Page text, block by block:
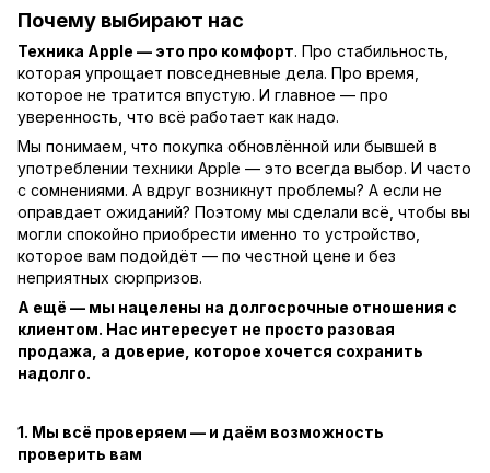
Почему выбирают нас
Техника Apple — это про комфорт. Про стабильность,
которая упрощает повседневные дела. Про время,
которое не тратится впустую. И главное — про
уверенность, что всё работает как надо.
Мы понимаем, что покупка обновлённой или бывшей в
употреблении техники Apple — это всегда выбор. И часто
с сомнениями. А вдруг возникнут проблемы? А если не
оправдает ожиданий? Поэтому мы сделали всё, чтобы вы
могли спокойно приобрести именно то устройство,
которое вам подойдёт — по честной цене и без
неприятных сюрпризов.
А ещё — мы нацелены на долгосрочные отношения с
клиентом. Нас интересует не просто разовая
продажа, а доверие, которое хочется сохранить
надолго.
1. Мы всё проверяем — и даём возможность
проверить вам